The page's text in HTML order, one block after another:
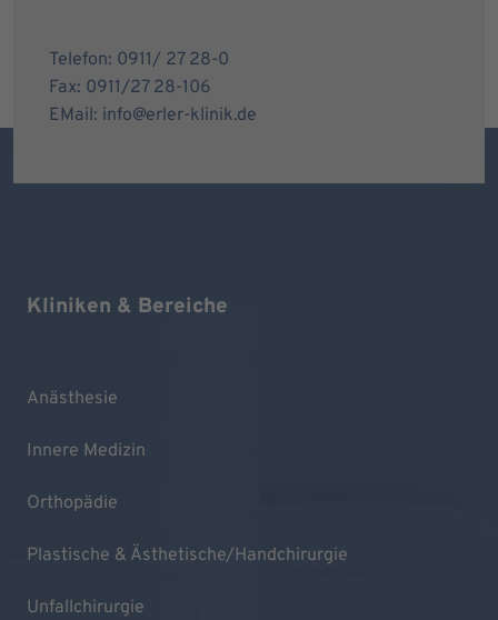
Telefon: 0911/ 27 28-0
Fax: 0911/27 28-106
EMail: info@erler-klinik.de
Kliniken & Bereiche
Anästhesie
Innere Medizin
Orthopädie
Plastische & Ästhetische/Handchirurgie
Unfallchirurgie